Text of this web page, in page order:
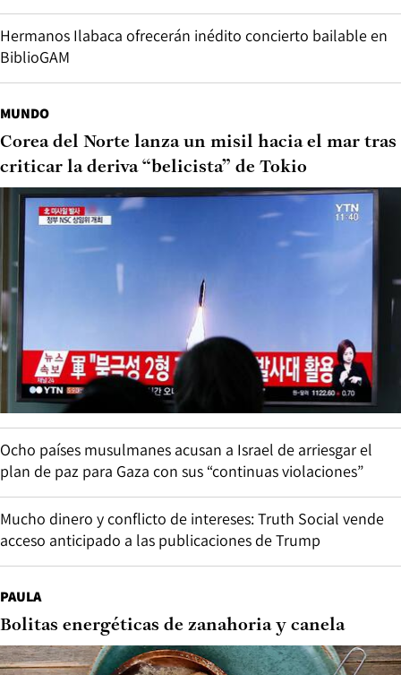
Hermanos Ilabaca ofrecerán inédito concierto bailable en
BiblioGAM
MUNDO
Corea del Norte lanza un misil hacia el mar tras
criticar la deriva “belicista” de Tokio
Ocho países musulmanes acusan a Israel de arriesgar el
plan de paz para Gaza con sus “continuas violaciones”
Mucho dinero y conflicto de intereses: Truth Social vende
acceso anticipado a las publicaciones de Trump
PAULA
Bolitas energéticas de zanahoria y canela